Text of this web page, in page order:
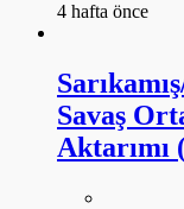
4 hafta önce
Savaş
Aktarımı